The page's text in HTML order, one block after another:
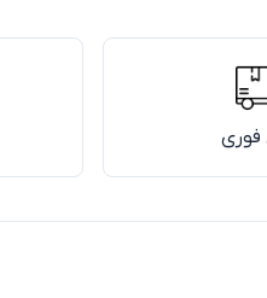
فوری